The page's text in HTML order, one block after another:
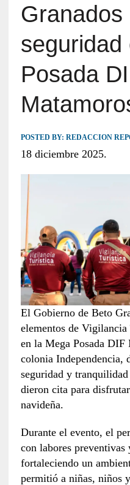
seguridad
Posada
POSTED BY: REDACCION
18 diciembre 2025.
El Gobierno de Beto
elementos de
en la Mega Posada DIF
colonia Independencia,
seguridad y
dieron cita para
navideña.
Durante el evento, el
con labores
fortaleciendo un
permitió a niñas, niños